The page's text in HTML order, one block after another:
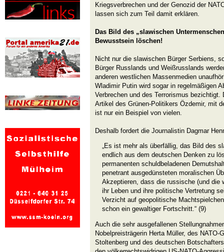
Kriegsverbrechen und der Genozid der
lassen sich zum Teil damit erklären.
Das Bild des „slawischen
Bewusstsein löschen!
Nicht nur die slawischen Bürger Serbiens,
Bürger Russlands und Weißrusslands
anderen westlichen Massenmedien
Wladimir Putin wird sogar in regelmäßigen
Verbrechen und des Terrorismus bezichtigt.
Artikel des Grünen-Politikers Özdemir, mit
ist nur ein Beispiel von vielen.
Deshalb fordert die Journalistin Dagmar
„Es ist mehr als überfällig, das Bild des
endlich aus dem deutschen Denken zu
permanenten schuldbeladenen
penetrant ausgedünsteten moralischen
Akzeptieren, dass die russische (und die
ihr Leben und ihre politische Vertretung
Verzicht auf geopolitische
schon ein gewaltiger Fortschritt.“ (9)
Auch die sehr ausgefallenen
Nobelpreisträgerin Herta Müller, des NATO-
Stoltenberg und des deutschen